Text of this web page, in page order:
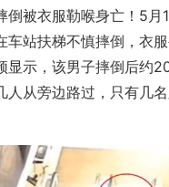
倒被衣服勒喉身亡！5月
车站扶梯不慎摔倒，衣
显示，该男子摔倒后约
人从旁边路过，只有几